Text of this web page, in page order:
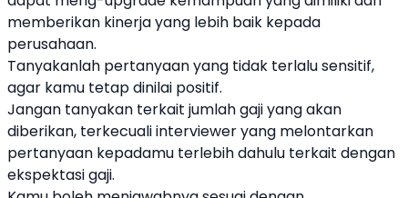
memberikan kinerja yang lebih baik kepada
perusahaan.
Tanyakanlah pertanyaan yang tidak terlalu sensitif,
agar kamu tetap dinilai positif.
Jangan tanyakan terkait jumlah gaji yang akan
diberikan, terkecuali interviewer yang melontarkan
pertanyaan kepadamu terlebih dahulu terkait dengan
ekspektasi gaji.